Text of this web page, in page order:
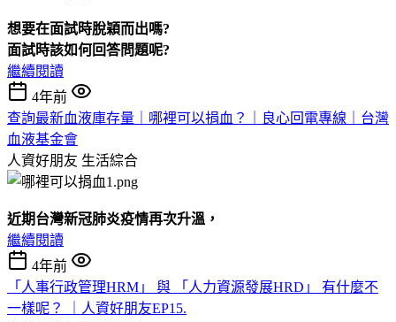
想要在面試時脫穎而出嗎?
面試時該如何回答問題呢?
繼續閱讀
4年前
查詢最新血液庫存量｜哪裡可以捐血？｜良心回電專線｜台灣
血液基金會
人資好朋友 生活綜合
近期台灣新冠肺炎疫情再次升溫，
繼續閱讀
4年前
「人事行政管理HRM」 與 「人力資源發展HRD」 有什麼不
一樣呢？ ｜人資好朋友EP15.